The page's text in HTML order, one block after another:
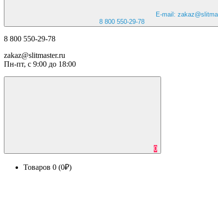
E-mail:
8 800 550-29-78
8 800 550-29-78
zakaz@slitmaster.ru
Пн-пт, с 9:00 до 18:00
0
Товаров 0 (0₽)